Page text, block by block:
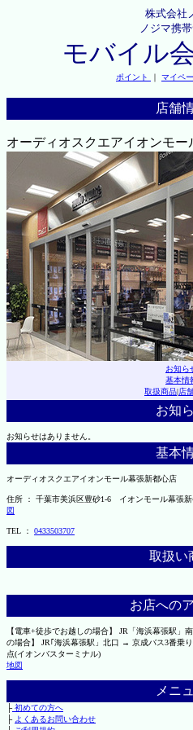
株式会社
ノジマ携
モバイル
ポイント ｜ マイペ
店舗
オーディオスクエアイオンモー
お知ら
基本情
取扱商品|店
お知
お知らせはありません。
基本
オーディオスクエアイオンモール幕張新都心店
住所 ： 千葉市美浜区豊砂1-6 イオンモール幕張
図
TEL ： 0433503707
取扱い
お店への
【電車+徒歩でお越しの場合】 JR「海浜幕張駅」
の場合】 JR｢海浜幕張駅」北口 → 京成バス3番乗
点(イオンバスターミナル)
地図
メニ
├初めての方へ
├ よくあるお問い合わせ